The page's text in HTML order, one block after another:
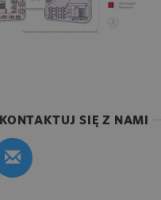
SIĘ Z NAMI